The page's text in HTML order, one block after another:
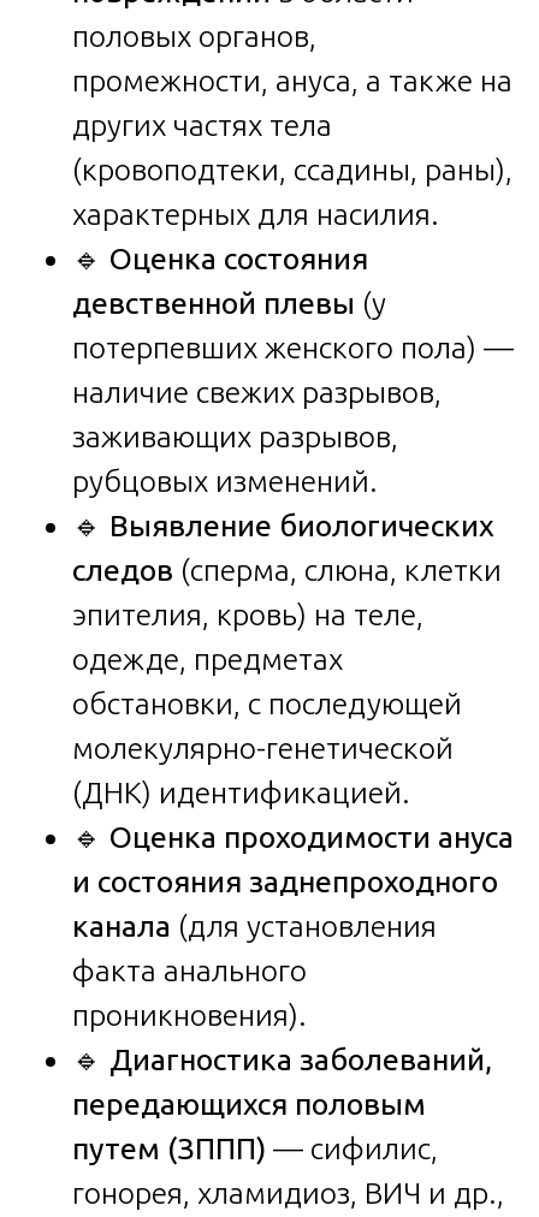
половых органов,
промежности, ануса, а также на
других частях тела
(кровоподтеки, ссадины, раны),
характерных для насилия.
🔹 Оценка состояния
девственной плевы (у
потерпевших женского пола) —
наличие свежих разрывов,
заживающих разрывов,
рубцовых изменений.
🔹 Выявление биологических
следов (сперма, слюна, клетки
эпителия, кровь) на теле,
одежде, предметах
обстановки, с последующей
молекулярно-генетической
(ДНК) идентификацией.
🔹 Оценка проходимости ануса
и состояния заднепроходного
канала (для установления
факта анального
проникновения).
🔹 Диагностика заболеваний,
передающихся половым
путем (ЗППП) — сифилис,
гонорея, хламидиоз, ВИЧ и др.,